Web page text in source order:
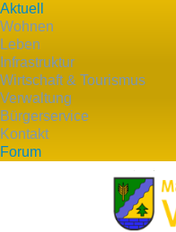
Aktuell
Wohnen
Leben
Infrastruktur
Wirtschaft & Tourismus
Verwaltung
Bürgerservice
Kontakt
Forum